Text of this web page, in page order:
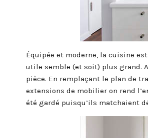
Équipée et moderne, la cuisine
utile semble (et soit) plus grand.
pièce. En remplaçant le plan de
extensions de mobilier on rend
été gardé puisqu’ils matchaient